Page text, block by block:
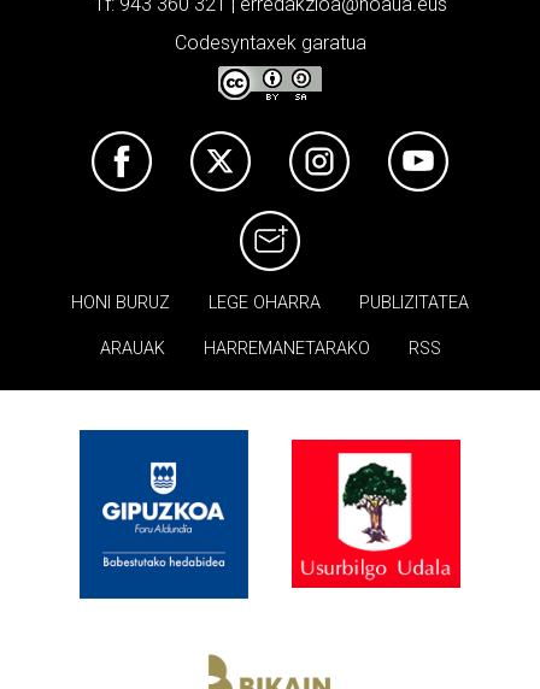
Tf: 943 360 321 | erredakzioa@noaua.eus
Codesyntaxek garatua
HONI BURUZ LEGE OHARRA PUBLIZITATEA
ARAUAK HARREMANETARAKO RSS